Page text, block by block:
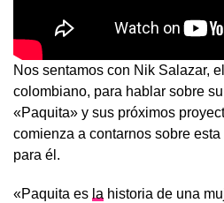
Nos sentamos con Nik Salazar,
colombiano, para hablar sobre
«Paquita» y sus próximos
comienza a contarnos sobre
para él.
«Paquita es la historia de una